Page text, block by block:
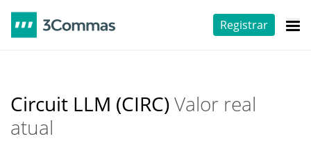
Registrar
Circuit LLM (CIRC)Valor real
atual